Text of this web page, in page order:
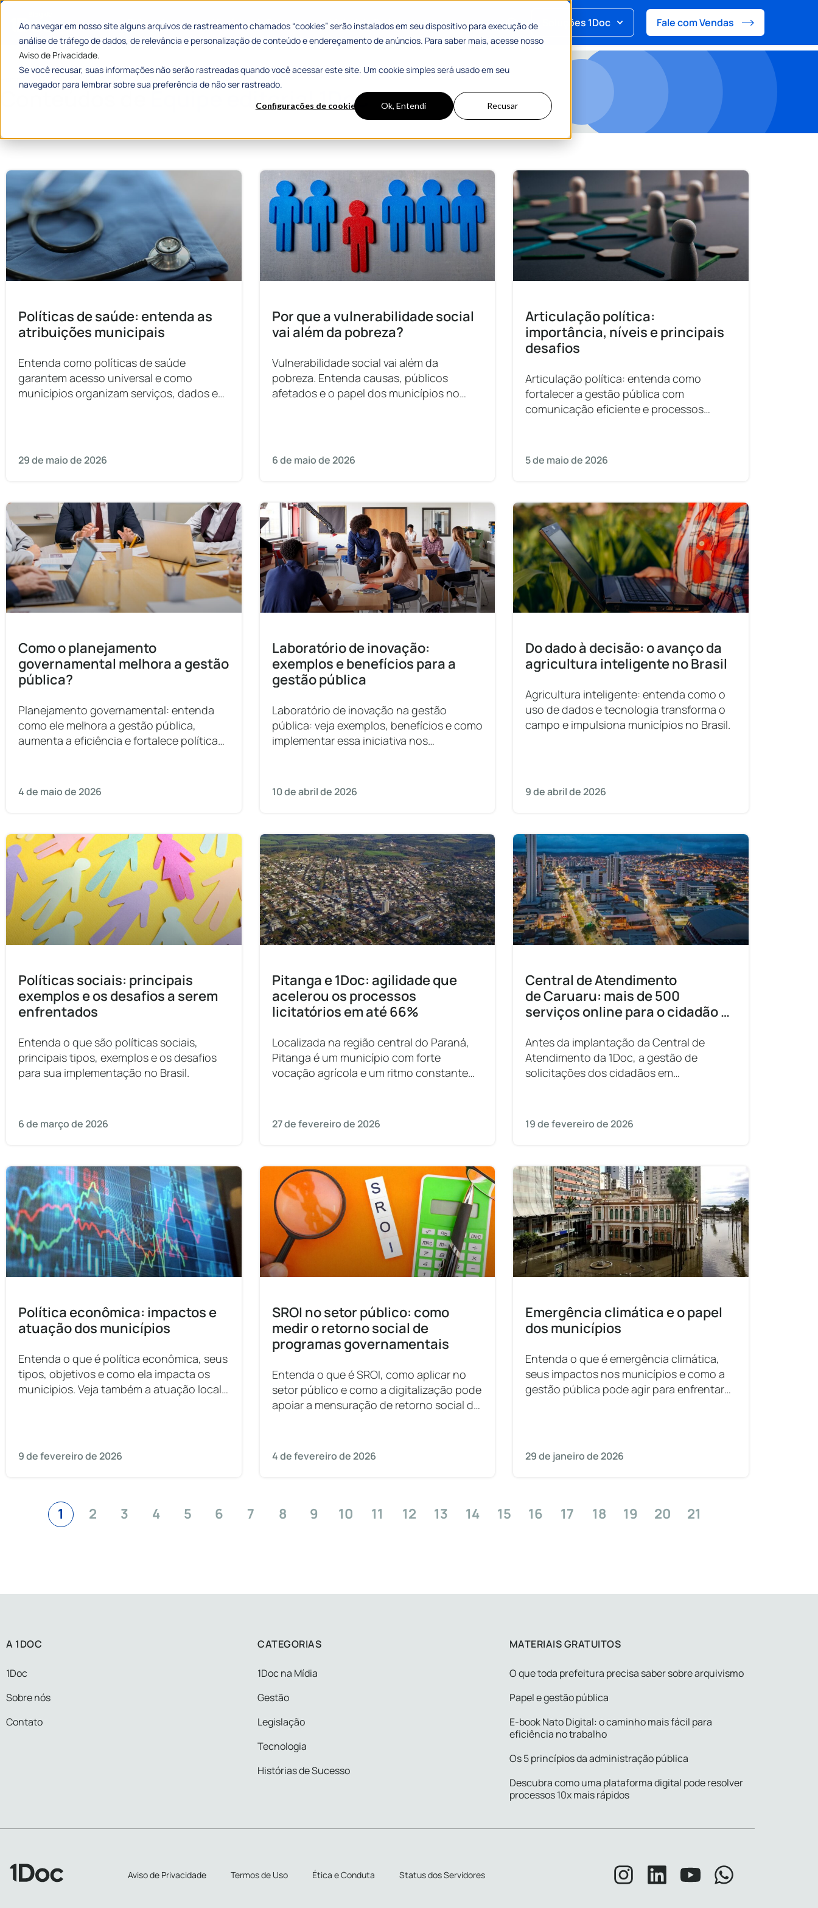
Ao navegar em nosso site alguns arquivos de rastreamento chamados “cookies” serão instalados em seu dispositivo para execução de
análise de tráfego de dados, de relevância e personalização de conteúdo e endereçamento de anúncios. Para saber mais, acesse nosso
Aviso de Privacidade.
Se você recusar, suas informações não serão rastreadas quando você acessar este site. Um cookie simples será usado em seu
navegador para lembrar sobre sua preferência de não ser rastreado.
Configurações de cookies Ok, Entendi Recusar
Categorias Histórias de Sucesso Materiais Gratuitos Soluções 1Doc Fale com Vendas
Arquivos para Equipe editorial 1Doc
Conteúdos de Equipe editorial 1Doc
Políticas de saúde: entenda as
atribuições municipais
Entenda como políticas de saúde
garantem acesso universal e como
municípios organizam serviços, dados e
29 de maio de 2026
Por que a vulnerabilidade social
vai além da pobreza?
Vulnerabilidade social vai além da
pobreza. Entenda causas, públicos
afetados e o papel dos municípios no
6 de maio de 2026
Articulação política:
importância, níveis e principais
desafios
Articulação política: entenda como
fortalecer a gestão pública com
comunicação eficiente e processos
5 de maio de 2026
Como o planejamento
governamental melhora a gestão
pública?
Planejamento governamental: entenda
como ele melhora a gestão pública,
aumenta a eficiência e fortalece políticas
4 de maio de 2026
Laboratório de inovação:
exemplos e benefícios para a
gestão pública
Laboratório de inovação na gestão
pública: veja exemplos, benefícios e como
implementar essa iniciativa nos
10 de abril de 2026
Do dado à decisão: o avanço da
agricultura inteligente no Brasil
Agricultura inteligente: entenda como o
uso de dados e tecnologia transforma o
campo e impulsiona municípios no Brasil.
9 de abril de 2026
Políticas sociais: principais
exemplos e os desafios a serem
enfrentados
Entenda o que são políticas sociais,
principais tipos, exemplos e os desafios
para sua implementação no Brasil.
6 de março de 2026
Pitanga e 1Doc: agilidade que
acelerou os processos
licitatórios em até 66%
Localizada na região central do Paraná,
Pitanga é um município com forte
vocação agrícola e um ritmo constante
27 de fevereiro de 2026
Central de Atendimento
de Caruaru: mais de 500
serviços online para o cidadão e
Antes da implantação da Central de
Atendimento da 1Doc, a gestão de
solicitações dos cidadãos em
processos, somadas à demora nas
19 de fevereiro de 2026
Política econômica: impactos e
atuação dos municípios
Entenda o que é política econômica, seus
tipos, objetivos e como ela impacta os
municípios. Veja também a atuação local
9 de fevereiro de 2026
SROI no setor público: como
medir o retorno social de
programas governamentais
Entenda o que é SROI, como aplicar no
setor público e como a digitalização pode
apoiar a mensuração de retorno social de
4 de fevereiro de 2026
Emergência climática e o papel
dos municípios
Entenda o que é emergência climática,
seus impactos nos municípios e como a
gestão pública pode agir para enfrentar
29 de janeiro de 2026
1 2 3 4 5 6 7 8 9 10 11 12 13 14 15 16 17 18 19 20 21
A 1DOC
1Doc
Sobre nós
Contato
CATEGORIAS
1Doc na Mídia
Gestão
Legislação
Tecnologia
Histórias de Sucesso
MATERIAIS GRATUITOS
O que toda prefeitura precisa saber sobre arquivismo
Papel e gestão pública
E-book Nato Digital: o caminho mais fácil para
eficiência no trabalho
Os 5 princípios da administração pública
Descubra como uma plataforma digital pode resolver
processos 10x mais rápidos
Aviso de Privacidade Termos de Uso Ética e Conduta Status dos Servidores